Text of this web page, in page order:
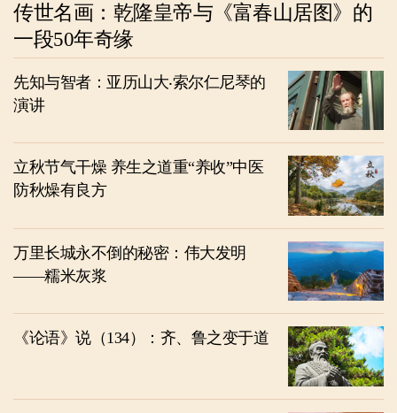
传世名画：乾隆皇帝与《富春山居图》的
一段50年奇缘
先知与智者：亚历山大‧索尔仁尼琴的
演讲
立秋节气干燥 养生之道重“养收”中医
防秋燥有良方
万里长城永不倒的秘密：伟大发明
——糯米灰浆
《论语》说（134）：齐、鲁之变于道